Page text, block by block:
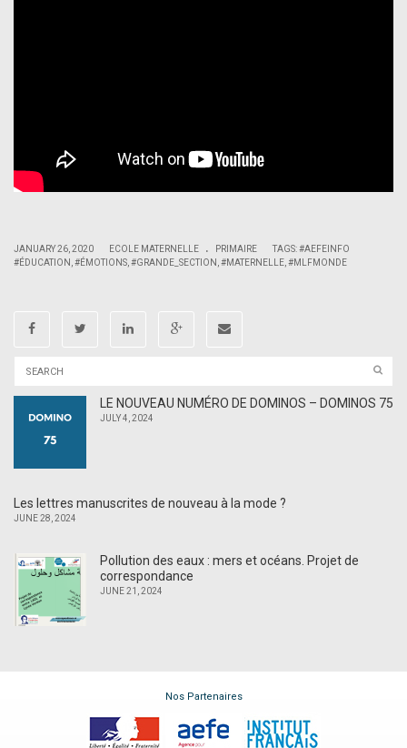
JANUARY 26, 2020 ECOLE MATERNELLE . PRIMAIRE TAGS:#AEFEINFO
#ÉDUCATION #ÉMOTIONS #GRANDE_SECTION #MATERNELLE #MLFMONDE
LE NOUVEAU NUMÉRO DE DOMINOS – DOMINOS 75
JULY 4, 2024
Les lettres manuscrites de nouveau à la mode ?
JUNE 28, 2024
Pollution des eaux : mers et océans. Projet de
correspondance
JUNE 21, 2024
Nos Partenaires